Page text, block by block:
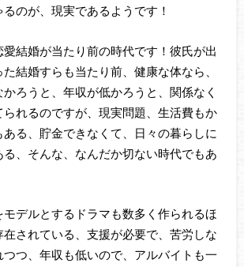
のが、現実であるようです！
結婚が当たり前の時代です！彼氏が出
結婚すらも当たり前、健康な体なら、
ろうと、年収が低かろうと、関係なく
れるのですが、現実問題、生活費もか
る、貯金できなくて、日々の暮らしに
、そんな、なんだか切ない時代でもあ
デルとするドラマも数多く作られるほ
在されている、支援が必要で、苦労しな
つ、年収も低いので、アルバイトも一